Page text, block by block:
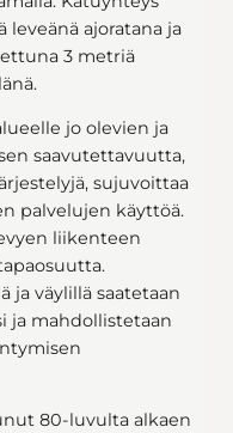
ajoratana ja
3 metriä
jo olevien ja
saavutettavuutta,
sujuvoittaa
palvelujen käyttöä.
liikenteen
ja väylillä saatetaan
ja mahdollistetaan
80-luvulta alkaen